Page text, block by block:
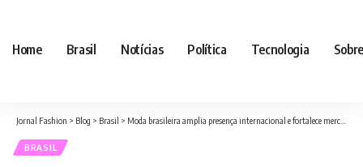
Home Brasil Notícias Política Tecnologia
Jornal Fashion > Blog > Brasil > Moda brasileira amplia presença internacional e fortalece mercado em 2026: por que essa estratégia pode mudar o futuro do setor
BRASIL